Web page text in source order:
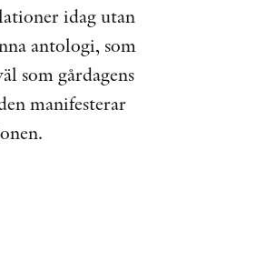
PEER REVIEW-PROCESSEN
idag utan
antologi, som
som gårdagens
manifesterar